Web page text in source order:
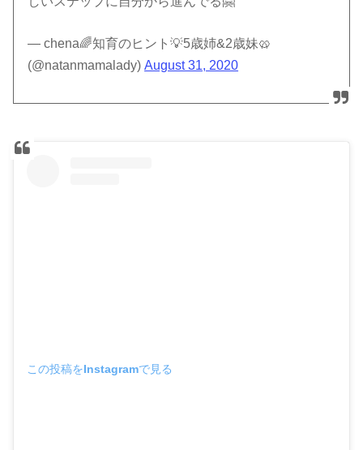
— chena🌈知育のヒント💡5歳姉&2歳妹🥨
(@natanmamalady)August 31, 2020
この投稿をInstagramで見る